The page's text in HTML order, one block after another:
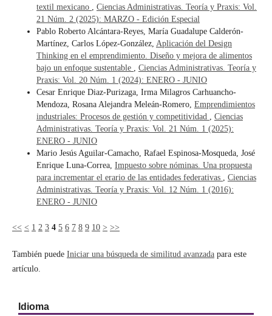
textil mexicano
Ciencias Administrativas. Teoría y Praxis: Vol.
21 Núm. 2 (2025): MARZO - Edición Especial
Pablo Roberto Alcántara-Reyes, María Guadalupe Calderón-
Martínez, Carlos López-González, Aplicación del Design
Thinking en el emprendimiento. Diseño y mejora de alimentos
bajo un enfoque sustentable
Ciencias Administrativas. Teoría y
Praxis: Vol. 20 Núm. 1 (2024): ENERO - JUNIO
Cesar Enrique Diaz-Purizaga, Irma Milagros Carhuancho-
Mendoza, Rosana Alejandra Meleán-Romero, Emprendimientos
industriales: Procesos de gestión y competitividad
Ciencias
Administrativas. Teoría y Praxis: Vol. 21 Núm. 1 (2025):
ENERO - JUNIO
Mario Jesús Aguilar-Camacho, Rafael Espinosa-Mosqueda, José
Enrique Luna-Correa, Impuesto sobre nóminas. Una propuesta
para incrementar el erario de las entidades federativas
Ciencias
Administrativas. Teoría y Praxis: Vol. 12 Núm. 1 (2016):
ENERO - JUNIO
<< < 1 2 3 4 5 6 7 8 9 10 > >>
También puede Iniciar una búsqueda de similitud avanzadapara este
artículo.
Idioma